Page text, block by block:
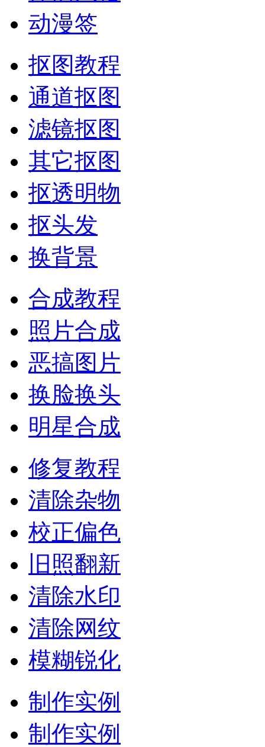
动漫签
抠图教程
通道抠图
滤镜抠图
其它抠图
抠透明物
抠头发
换背景
合成教程
照片合成
恶搞图片
换脸换头
明星合成
修复教程
清除杂物
校正偏色
旧照翻新
清除水印
清除网纹
模糊锐化
制作实例
制作实例